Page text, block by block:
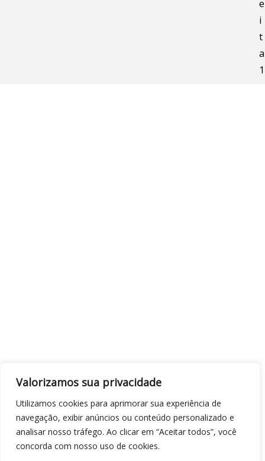
Valorizamos sua privacidade
Utilizamos cookies para aprimorar sua experiência de
navegação, exibir anúncios ou conteúdo personalizado e
analisar nosso tráfego. Ao clicar em “Aceitar todos”, você
concorda com nosso uso de cookies.